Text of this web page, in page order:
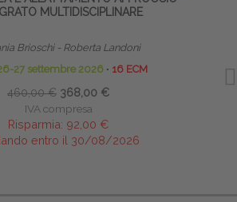
MULTIDISCIPLINARE
Brioschi - Roberta Landoni
27 settembre 2026 ∙ 16 ECM
460,00 € 368,00 €
IVA compresa
Risparmia: 92,00 €
entro il 30/08/2026